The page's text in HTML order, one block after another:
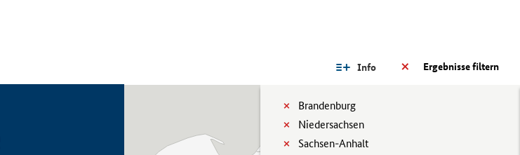
Ergebnisse filtern
Info
Brandenburg
Niedersachsen
Sachsen-Anhalt